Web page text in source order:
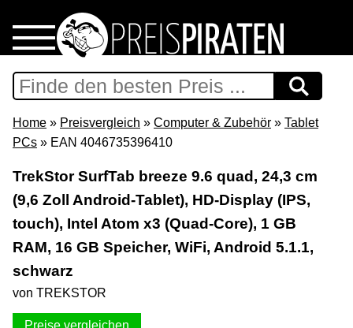
Home
Download
Support & Newsletter
Presse
Datenschutz
Home » Preisvergleich » Computer & Zubehör » Tablet
PCs » EAN 4046735396410
TrekStor SurfTab breeze 9.6 quad, 24,3 cm
(9,6 Zoll Android-Tablet), HD-Display (IPS,
touch), Intel Atom x3 (Quad-Core), 1 GB
RAM, 16 GB Speicher, WiFi, Android 5.1.1,
schwarz
von TREKSTOR